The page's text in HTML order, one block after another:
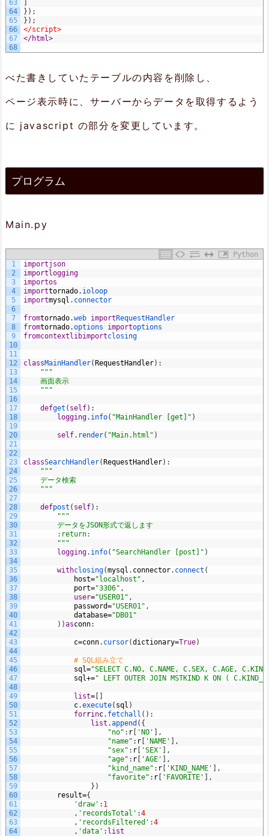
63
64
65
66
67
68
]
} ) ;
} ) ;
</script>
</html>
べた書きしていたテーブルの内容を削除し、
ページ表示時に、サーバーからデータを取得するよう
に javascript の部分を変更しています。
プログラム
Main.py
Python
1
2
3
4
5
6
7
8
9
10
11
12
13
14
15
16
17
18
19
20
21
22
23
24
25
26
27
28
29
30
31
32
33
34
35
36
37
38
39
40
41
42
43
44
45
46
47
48
49
50
51
52
53
54
55
56
57
58
59
60
61
62
63
64
importjson
import logging
importos
importtornado. ioloop
importmysql . connector
fromtornado.web import RequestHandler
fromtornado.options importoptions
fromcontextlibimportclosing
classMainHandler( RequestHandler) :
"""
画面表示
"""
defget ( self) :
logging. info( "MainHandler [get]" )
self. render( "Main.html" )
classSearchHandler( RequestHandler) :
"""
データ検索
"""
defpost ( self) :
"""
データをJSON形式で返します
:return:
"""
logging. info( "SearchHandler [post]" )
withclosing(mysql . connector. connect (
host="localhost" ,
port="3306" ,
user="USER01" ,
password="USER01" ,
database="DB01"
) )asconn:
c=conn. cursor(dictionary=True)
# SQL組み立て
sql="SELECT C.NO, C.NAME, C.SEX, C.AGE,
sql+=" LEFT OUTER JOIN MSTKIND K ON (
list=
c.execute( sql )
forrinc. fetchall ( ) :
list .append ( {
"no" : r 'NO'
,
"name" : r 'NAME'
,
"sex" : r 'SEX'
,
"age" : r 'AGE'
,
"kind_name" : r 'KIND_NAME'
,
"favorite" : r 'FAVORITE'
,
} )
result={
'draw' : 1
, 'recordsTotal' :4
, 'recordsFiltered' :4
, 'data' : list